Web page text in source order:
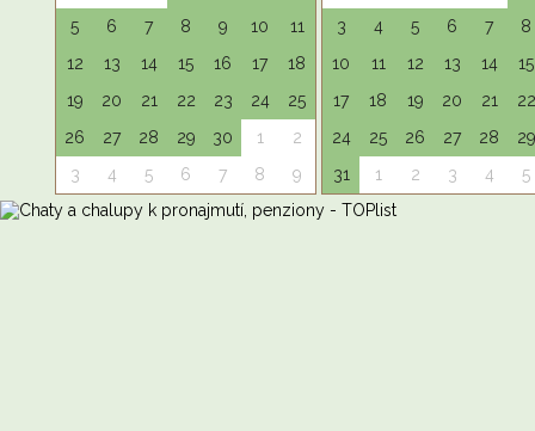
5
6 7 8 9 10
11
12
13 14 15 16 17
18
19
20 21 22 23 24
25
26
27 28 29 30 1
2
3
4 5 6 7 8 9
3
4 5 6 7
8
10
11 12 13 14
15
17
18 19 20 21
22
24
25 26 27 28
29
31
1 2 3 4 5